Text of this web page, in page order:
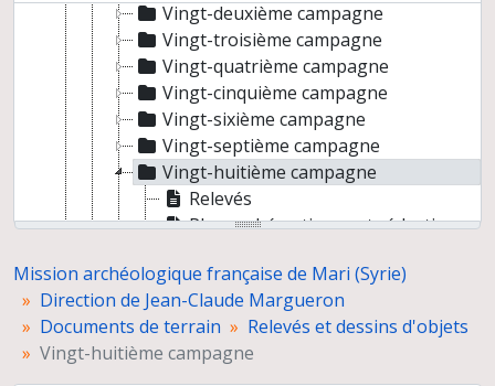
Vingt-deuxième campagne
Vingt-troisième campagne
Vingt-quatrième campagne
Vingt-cinquième campagne
Vingt-sixième campagne
Vingt-septième campagne
Vingt-huitième campagne
Relevés
Plans schématiques et réductions
Céramiques
Objets
Murs
Vingt-neuvième campagne
Mission archéologique française de Mari (Syrie)
Direction de Jean-Claude Margueron
Documents de terrain
Relevés et dessins d'objets
Vingt-huitième campagne